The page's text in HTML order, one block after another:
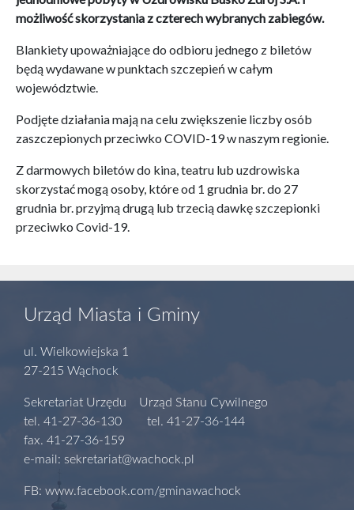
możliwość skorzystania z czterech wybranych zabiegów.
Blankiety upoważniające do odbioru jednego z biletów
będą wydawane w punktach szczepień w całym
województwie.
Podjęte działania mają na celu zwiększenie liczby osób
zaszczepionych przeciwko COVID-19 w naszym regionie.
Z darmowych biletów do kina, teatru lub uzdrowiska
skorzystać mogą osoby, które od 1 grudnia br. do 27
grudnia br. przyjmą drugą lub trzecią dawkę szczepionki
przeciwko Covid-19.
Urząd Miasta i Gminy
ul. Wielkowiejska 1
27-215 Wąchock
Sekretariat Urzędu Urząd Stanu Cywilnego
tel. 41-27-36-130 tel. 41-27-36-144
fax. 41-27-36-159
e-mail: sekretariat@wachock.pl
FB: www.facebook.com/gminawachock